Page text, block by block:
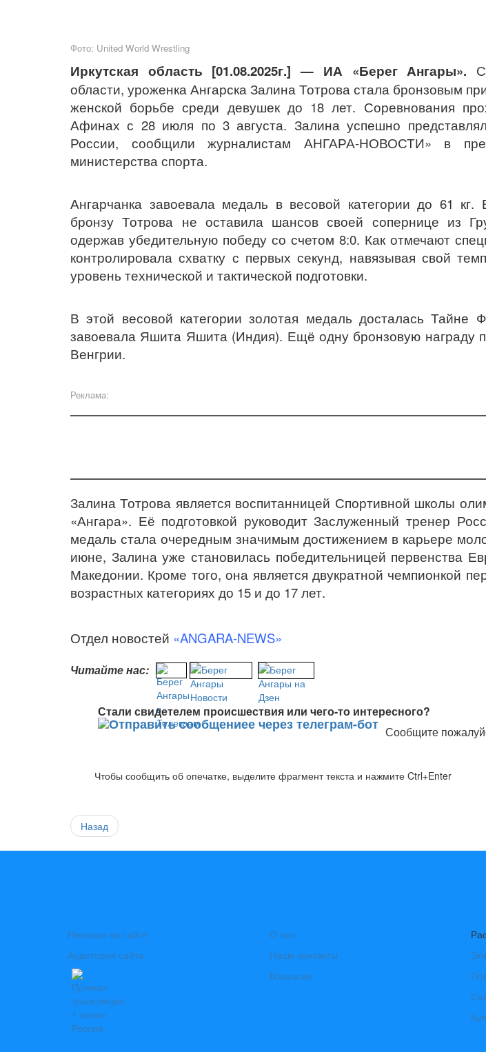
Фото: United World Wrestling
Иркутская область [01.08.2025г.]— ИА «Берег Ангары».
области, уроженка Ангарска Залина Тотрова стала бронзовым
женской борьбе среди девушек до 18 лет. Соревнования
Афинах с 28 июля по 3 августа. Залина успешно
России, сообщили журналистам АНГАРА-НОВОСТИ» в
министерства спорта.
Ангарчанка завоевала медаль в весовой категории до 61
бронзу Тотрова не оставила шансов своей сопернице из
одержав убедительную победу со счетом 8:0. Как отмечают
контролировала схватку с первых секунд, навязывая свой
уровень технической и тактической подготовки.
В этой весовой категории золотая медаль досталась Тайне
завоевала Яшита Яшита (Индия). Ещё одну бронзовую награду
Венгрии.
Реклама:
Залина Тотрова является воспитанницей Спортивной школы
«Ангара». Её подготовкой руководит Заслуженный тренер
медаль стала очередным значимым достижением в карьере
июне, Залина уже становилась победительницей первенства
Македонии. Кроме того, она является двукратной чемпионкой
возрастных категориях до 15 и до 17 лет.
Отдел новостей «ANGARA-NEWS»
Читайте нас:
Стали свидетелем происшествия или чего-то интересного?
Сообщите
Чтобы сообщить об опечатке, выделите фрагмент текста и нажмите Ctrl+Enter
Назад
Реклама на сайте
Аудитория сайта
О нас
Наши контакты
Вакансии